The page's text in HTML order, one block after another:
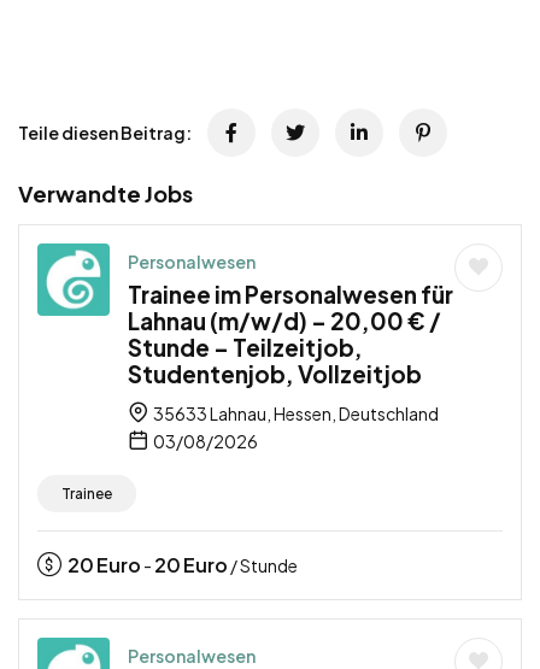
Teile diesen Beitrag:
Verwandte Jobs
Personalwesen
Trainee im Personalwesen für
Lahnau (m/w/d) – 20,00 € /
Stunde – Teilzeitjob,
Studentenjob, Vollzeitjob
35633 Lahnau, Hessen, Deutschland
03/08/2026
Trainee
20Euro - 20Euro / Stunde
Personalwesen